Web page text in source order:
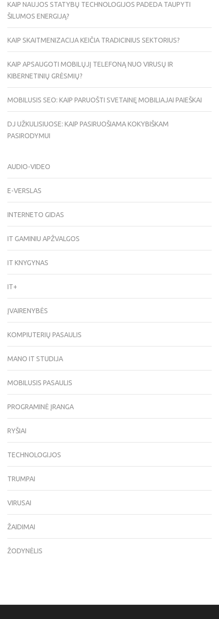
KAIP NAUJOS STATYBŲ TECHNOLOGIJOS PADEDA TAUPYTI
ŠILUMOS ENERGIJĄ?
KAIP SKAITMENIZACIJA KEIČIA TRADICINIUS SEKTORIUS?
KAIP APSAUGOTI MOBILŲJĮ TELEFONĄ NUO VIRUSŲ IR
KIBERNETINIŲ GRĖSMIŲ?
MOBILUSIS SEO: KAIP PARUOŠTI SVETAINĘ MOBILIAJAI PAIEŠKAI
DJ UŽKULISIUOSE: KAIP PASIRUOŠIAMA KOKYBIŠKAM
PASIRODYMUI
AUDIO-VIDEO
E-VERSLAS
INTERNETO GIDAS
IT GAMINIU APŽVALGOS
IT KNYGYNAS
IT+
ĮVAIRENYBĖS
KOMPIUTERIŲ PASAULIS
MANO IT STUDIJA
MOBILUSIS PASAULIS
PROGRAMINĖ ĮRANGA
RYŠIAI
TECHNOLOGIJOS
TRUMPAI
VIRUSAI
ŽAIDIMAI
ŽODYNĖLIS